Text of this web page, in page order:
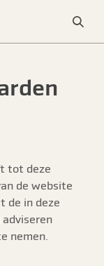
tot deze
de website
de in deze
nemen.